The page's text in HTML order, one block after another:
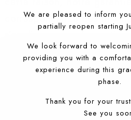
correspondance des prix
s’appliquer aux
We are pleased to inform
partially reopen starting
We look forward to
providing you with a
experience during this
phase.
Thank you for your
See you